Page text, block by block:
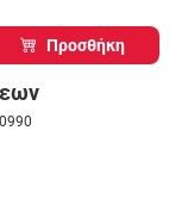
Προσθήκη